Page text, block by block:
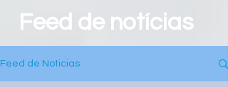
Feed de notícias
Feed de Noticias